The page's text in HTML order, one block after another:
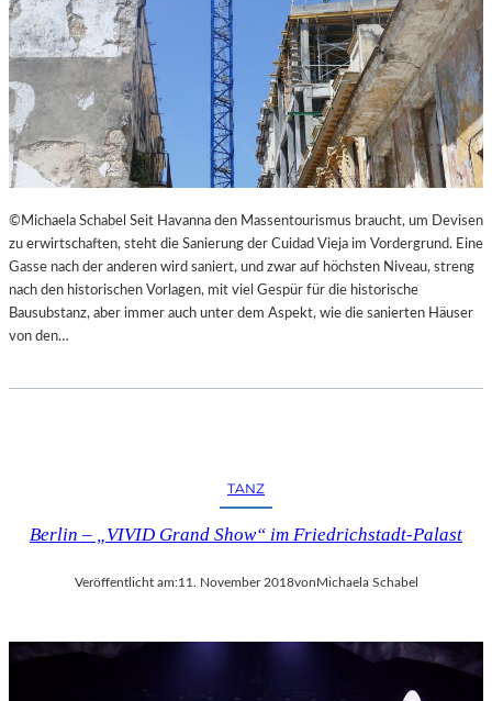
©Michaela Schabel Seit Havanna den Massentourismus braucht, um Devisen
zu erwirtschaften, steht die Sanierung der Cuidad Vieja im Vordergrund. Eine
Gasse nach der anderen wird saniert, und zwar auf höchsten Niveau, streng
nach den historischen Vorlagen, mit viel Gespür für die historische
Bausubstanz, aber immer auch unter dem Aspekt, wie die sanierten Häuser
von den…
TANZ
Berlin – „VIVID Grand Show“ im Friedrichstadt-Palast
Veröffentlicht am:11. November 2018von Michaela Schabel